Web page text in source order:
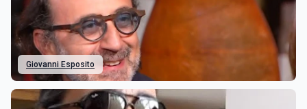
Giovanni Esposito